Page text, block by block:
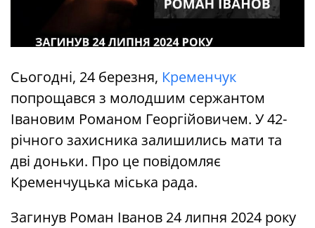
Сьогодні, 24 березня, Кременчук
попрощався з молодшим сержантом
Івановим Романом Георгійовичем. У 42-
річного захисника залишились мати та
дві доньки. Про це повідомляє
Кременчуцька міська рада.
Загинув Роман Іванов 24 липня 2024 року